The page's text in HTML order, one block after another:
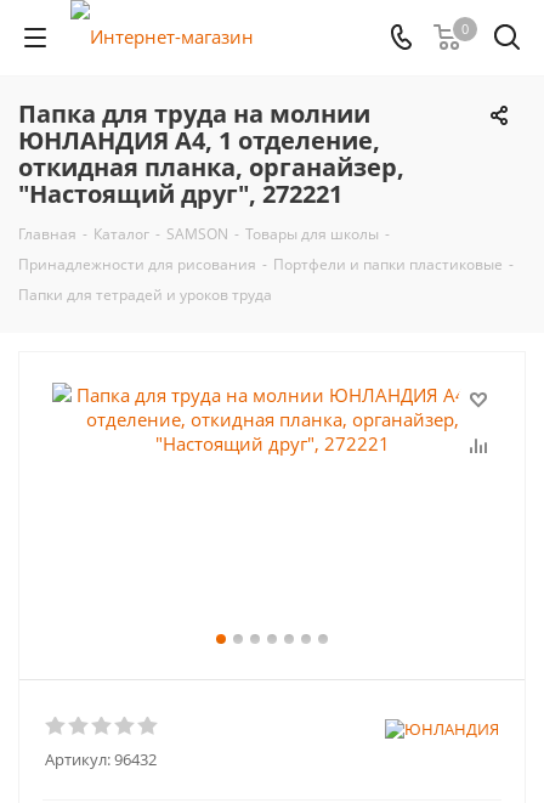
0
Папка для труда на молнии
ЮНЛАНДИЯ А4, 1 отделение,
откидная планка, органайзер,
"Настоящий друг", 272221
Главная - Каталог - SAMSON - Товары для школы -
Принадлежности для рисования - Портфели и папки пластиковые -
Папки для тетрадей и уроков труда
Артикул:96432